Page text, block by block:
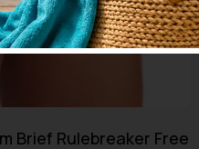
Brief Rulebreaker Free